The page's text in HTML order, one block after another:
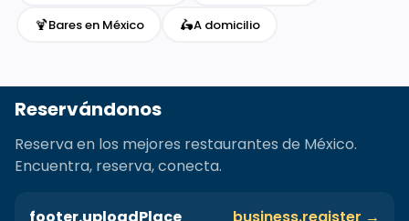
🍹Bares en México 🛵A domicilio
Reservándonos
Reserva en los mejores restaurantes de México.
Encuentra, reserva, conecta.